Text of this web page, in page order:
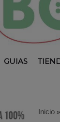
GUIAS
Inicio»